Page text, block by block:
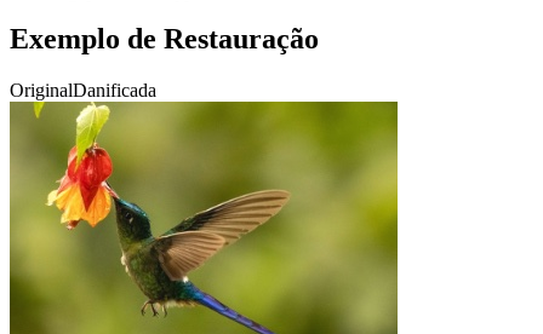
Exemplo de Restauração
OriginalDanificada